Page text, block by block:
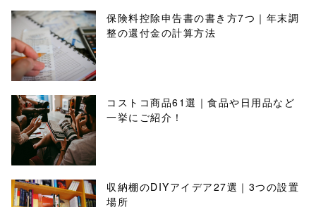
保険料控除申告書の書き方7つ｜年末調
整の還付金の計算方法
コストコ商品61選｜食品や日用品など
一挙にご紹介！
収納棚のDIYアイデア27選｜3つの設置
場所